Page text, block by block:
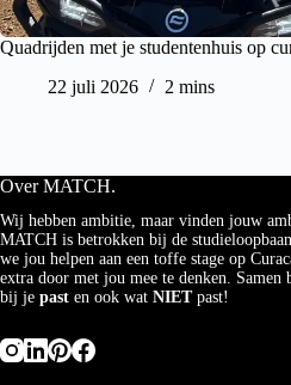
Quadrijden met je studentenhuis op
22 juli 2026
2 mins
Over MATCH.
Wij hebben ambitie, maar vinden jouw
MATCH is betrokken bij de
we jou helpen aan een toffe stage op
extra door met jou mee te denken. Samen
bij je past en ook wat NIET past!